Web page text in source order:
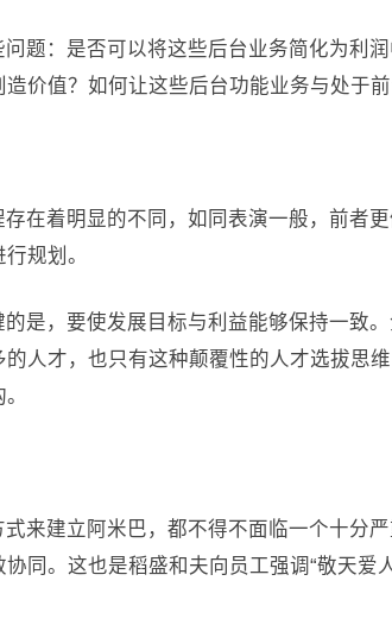
题：是否可以将这些后台业务简化为利
价值？如何让这些后台功能业务与处于前
在着明显的不同，如同表演一般，前者
规划。
是，要使发展目标与利益能够保持一致
人才，也只有这种颠覆性的人才选拔思
来建立阿米巴，都不得不面临一个十分
同。这也是稻盛和夫向员工强调“敬天爱